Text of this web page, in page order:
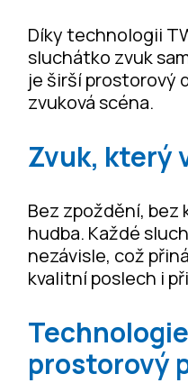
Díky technologii
sluchátko zvuk
je širší prostorový
zvuková scéna.
Zvuk, který
Bez zpoždění, bez
hudba. Každé
nezávisle, což
kvalitní poslech i
prostorový